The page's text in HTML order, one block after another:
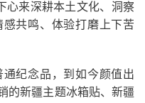
心来深耕本土文化、洞察
共鸣、体验打磨上下苦
纪念品，到如今颜值出
的新疆主题冰箱贴、新疆